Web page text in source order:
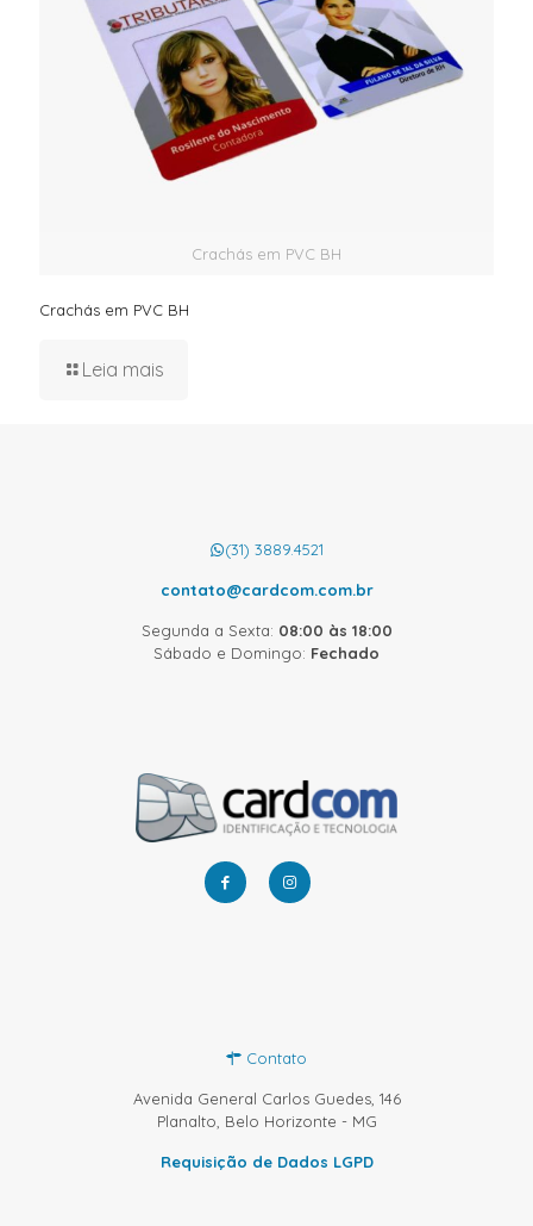
Crachás em PVC BH
Crachás em PVC BH
Leia mais
(31) 3889.4521
contato@cardcom.com.br
Segunda a Sexta: 08:00 às 18:00
Sábado e Domingo: Fechado
Contato
Avenida General Carlos Guedes, 146
Planalto, Belo Horizonte - MG
Requisição de Dados LGPD